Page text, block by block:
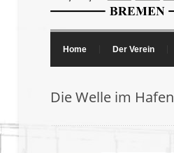
Home Der Verein
Die Welle im Hafen